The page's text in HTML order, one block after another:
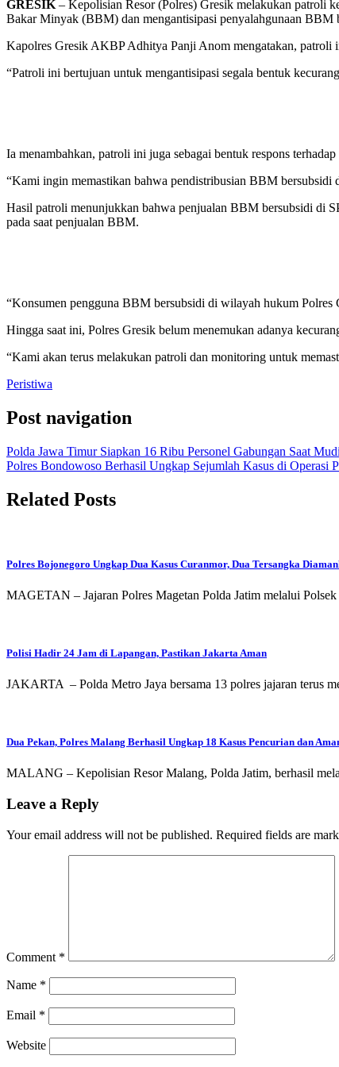
GRESIK – Kepolisian Resor (Polres) Gresik melakukan patroli
Bakar Minyak (BBM) dan mengantisipasi penyalahgunaan
Kapolres Gresik AKBP Adhitya Panji Anom mengatakan, patroli
“Patroli ini bertujuan untuk mengantisipasi segala bentuk
Ia menambahkan, patroli ini juga sebagai bentuk respons
“Kami ingin memastikan bahwa pendistribusian BBM bersubsidi
Hasil patroli menunjukkan bahwa penjualan BBM bersubsidi di
pada saat penjualan BBM.
“Konsumen pengguna BBM bersubsidi di wilayah hukum Polres
Hingga saat ini, Polres Gresik belum menemukan adanya
“Kami akan terus melakukan patroli dan monitoring untuk
Peristiwa
Post navigation
Polda Jawa Timur Siapkan 16 Ribu Personel Gabungan Saat
Polres Bondowoso Berhasil Ungkap Sejumlah Kasus di Operasi
Related Posts
Polres Bojonegoro Ungkap Dua Kasus Curanmor, Dua Tersangka
MAGETAN – Jajaran Polres Magetan Polda Jatim melalui
Polisi Hadir 24 Jam di Lapangan, Pastikan Jakarta Aman
JAKARTA – Polda Metro Jaya bersama 13 polres jajaran terus
Dua Pekan, Polres Malang Berhasil Ungkap 18 Kasus Pencurian dan
MALANG – Kepolisian Resor Malang, Polda Jatim, berhasil
Leave a Reply
Your email address will not be published. Required fields are
Comment *
Name *
Email *
Website